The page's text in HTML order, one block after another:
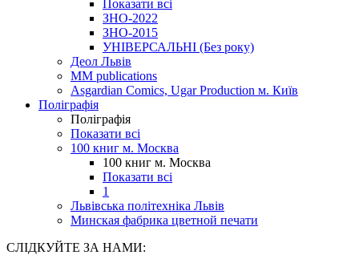
Показати всі
ЗНО-2022
ЗНО-2015
УНІВЕРСАЛЬНІ (Без року)
Деол Львів
MM publications
Asgardian Comics, Ugar Production м. Київ
Поліграфія
Поліграфія
Показати всі
100 книг м. Москва
100 книг м. Москва
Показати всі
1
Львівська політехніка Львів
Минская фабрика цветной печати
СЛІДКУЙТЕ ЗА НАМИ: